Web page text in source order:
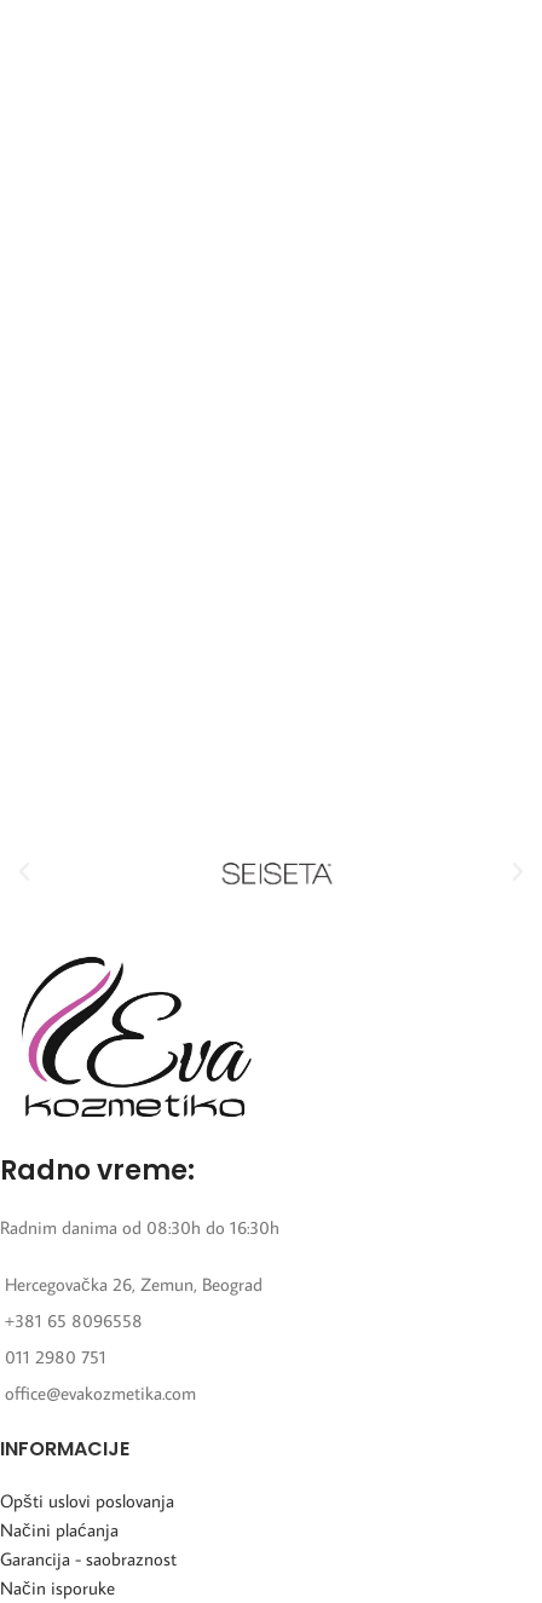
Radno vreme:
Radnim danima od 08:30h do 16:30h
Hercegovačka 26, Zemun, Beograd
+381 65 8096558
011 2980 751
office@evakozmetika.com
INFORMACIJE
Opšti uslovi poslovanja
Načini plaćanja
Garancija - saobraznost
Način isporuke